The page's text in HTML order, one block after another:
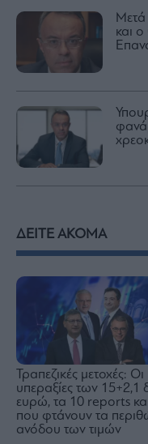
Μετά
και
ΔΕΙΤΕ ΑΚΟΜΑ
Τραπεζικές μετοχές: Οι
υπεραξίες των 15+2,1
ευρώ, τα 10 reports
που φτάνουν τα
ανόδου των τιμών